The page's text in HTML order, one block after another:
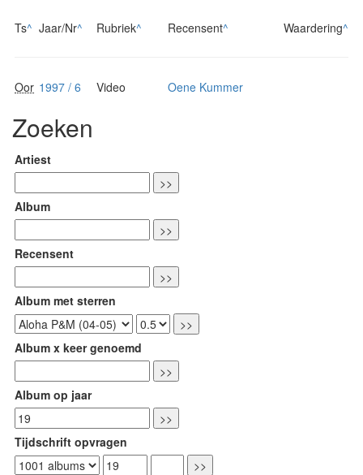
Ts^ Jaar/Nr^ Rubriek^ Recensent^ Waardering^
Oor 1997 / 6 Video Oene Kummer
Zoeken
Artiest
Album
Recensent
Album met sterren
Album x keer genoemd
Album op jaar
Tijdschrift opvragen